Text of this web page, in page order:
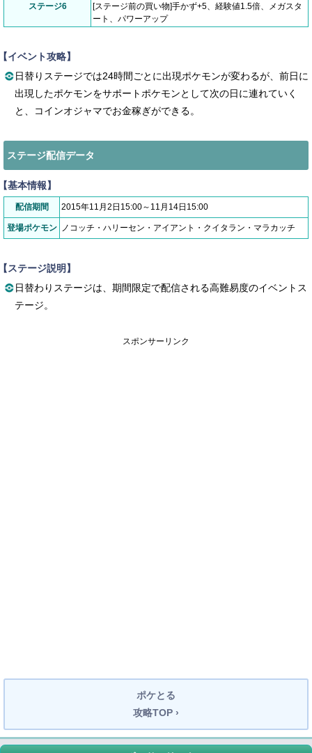
ステージ6
[ステージ前の買い物]手かず+5、経験値1.5倍、メガスタ
ート、パワーアップ
イベント攻略】
日替りステージでは24時間ごとに出現ポケモンが変わるが、前日に
出現したポケモンをサポートポケモンとして次の日に連れていく
と、コインオジャマでお金稼ぎができる。
ステージ配信データ
基本情報】
配信期間 2015年11月2日15:00～11月14日15:00
登場ポケモン ノコッチ・ハリーセン・アイアント・クイタラン・マラカッチ
ステージ説明】
日替わりステージは、期間限定で配信される高難易度のイベントス
テージ。
スポンサーリンク
ポケとる
攻略TOP ›